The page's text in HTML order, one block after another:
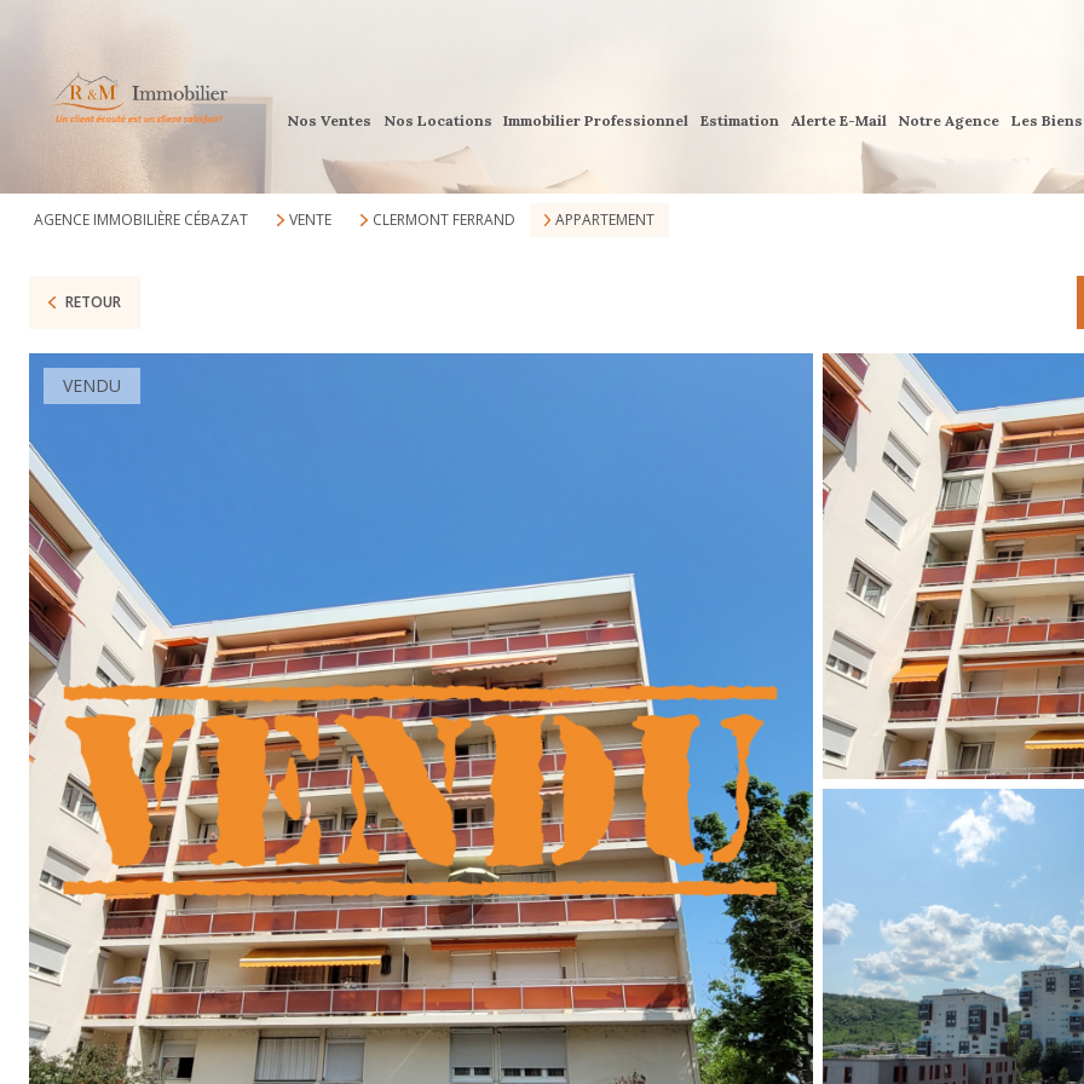
Nos Ventes Nos Locations Immobilier Professionnel Estimation Alerte E-Mail Notre Agence Les
AGENCE IMMOBILIÈRE CÉBAZAT VENTE CLERMONT FERRAND APPARTEMENT
RETOUR
VENDU